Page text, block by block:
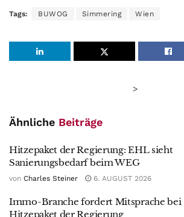
Tags: BUWOG Simmering Wien
>
Ähnliche Beiträge
Hitzepaket der Regierung: EHL sieht
Sanierungsbedarf beim WEG
von Charles Steiner 6. AUGUST 2026
Immo-Branche fordert Mitsprache bei
Hitzepaket der Regierung